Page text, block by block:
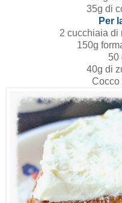
35g di
Per
2 cucchiaia di
150g
50
40g di
Cocco